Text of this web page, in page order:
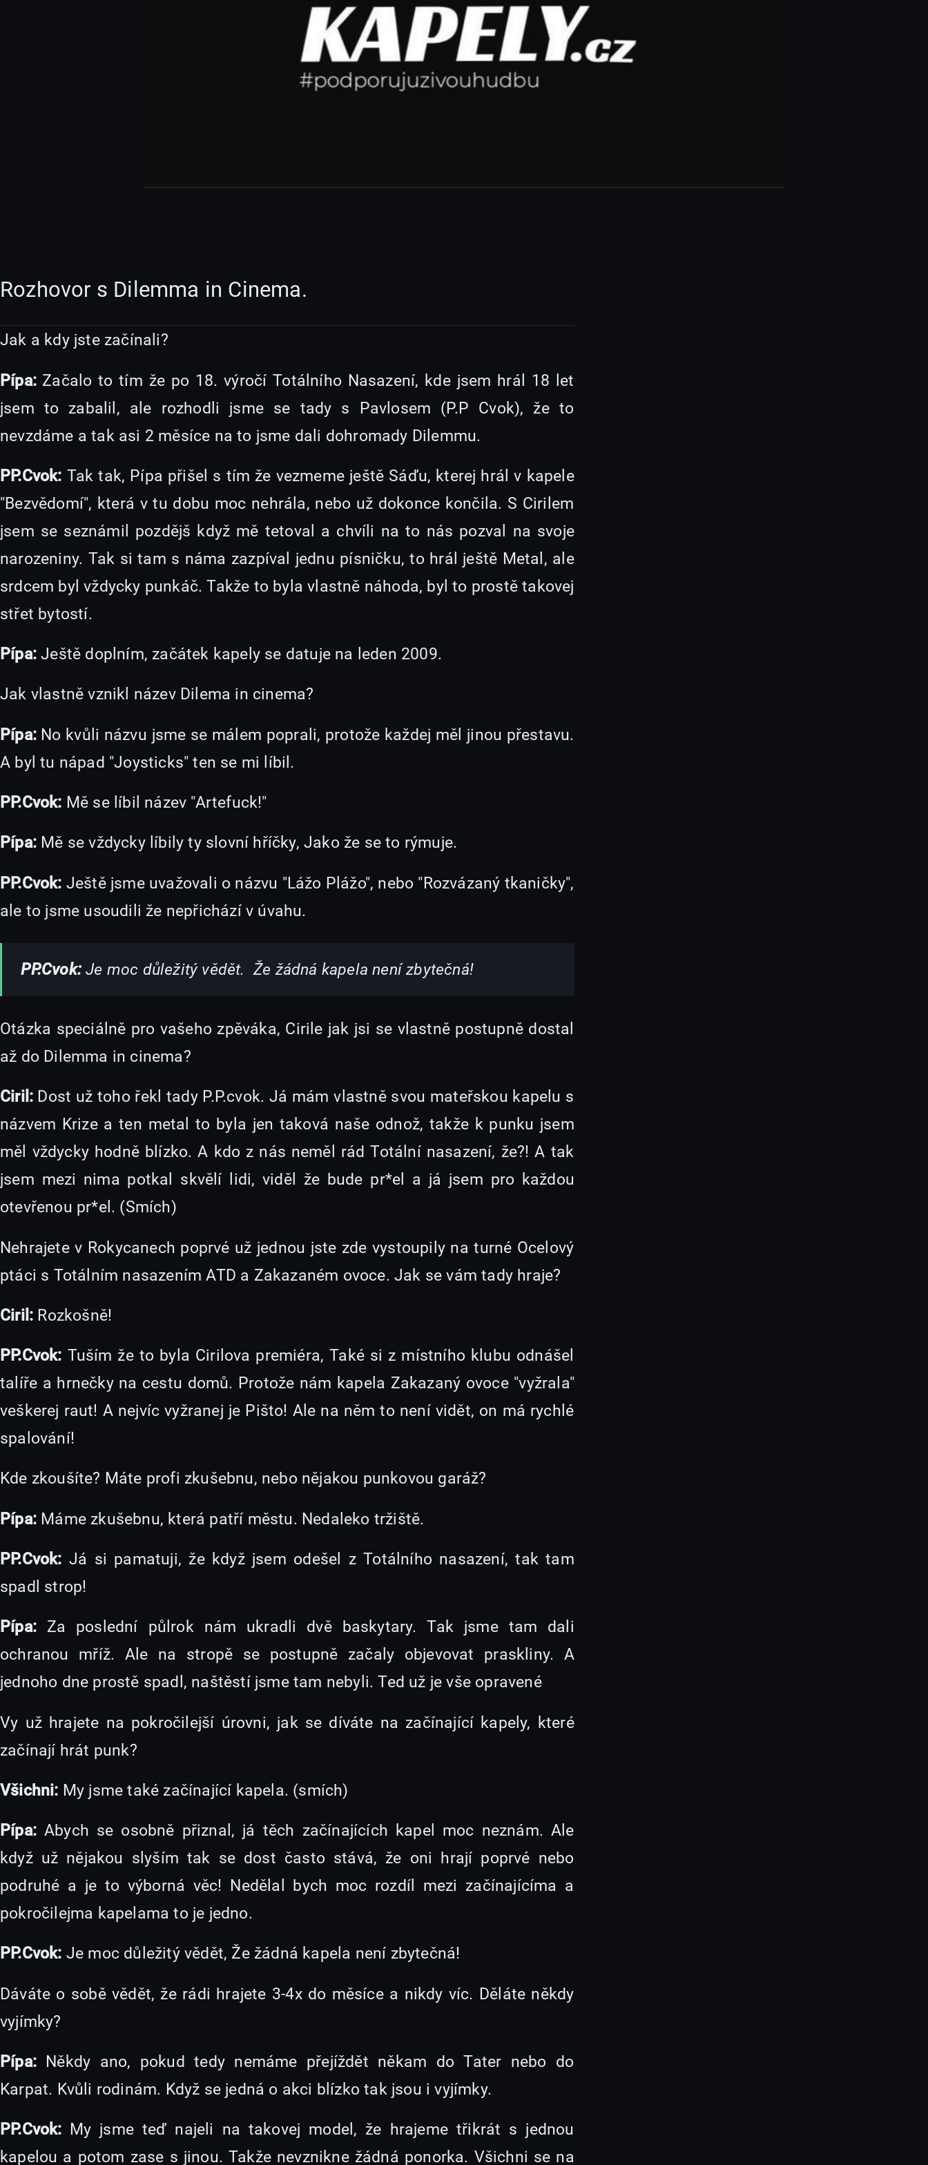
Rozhovor s Dilemma in Cinema.
Jak a kdy jste začínali?
Pípa: Začalo to tím že po 18. výročí Totálního Nasazení, kde jsem hrál 18 let
jsem to zabalil, ale rozhodli jsme se tady s Pavlosem (P.P Cvok), že to
nevzdáme a tak asi 2 měsíce na to jsme dali dohromady Dilemmu.
PP.Cvok: Tak tak, Pípa přišel s tím že vezmeme ještě Sáďu, kterej hrál v kapele
"Bezvědomí", která v tu dobu moc nehrála, nebo už dokonce končila. S Cirilem
jsem se seznámil pozdějš když mě tetoval a chvíli na to nás pozval na svoje
narozeniny. Tak si tam s náma zazpíval jednu písničku, to hrál ještě Metal, ale
srdcem byl vždycky punkáč. Takže to byla vlastně náhoda, byl to prostě takovej
střet bytostí.
Pípa: Ještě doplním, začátek kapely se datuje na leden 2009.
Jak vlastně vznikl název Dilema in cinema?
Pípa: No kvůli názvu jsme se málem poprali, protože každej měl jinou přestavu.
A byl tu nápad "Joysticks" ten se mi líbil.
PP.Cvok: Mě se líbil název "Artefuck!"
Pípa: Mě se vždycky líbily ty slovní hříčky, Jako že se to rýmuje.
PP.Cvok: Ještě jsme uvažovali o názvu "Lážo Plážo", nebo "Rozvázaný tkaničky",
ale to jsme usoudili že nepřichází v úvahu.
PP.Cvok: Je moc důležitý vědět. Že žádná kapela není zbytečná!
Otázka speciálně pro vašeho zpěváka, Cirile jak jsi se vlastně postupně dostal
až do Dilemma in cinema?
Ciril: Dost už toho řekl tady P.P.cvok. Já mám vlastně svou mateřskou kapelu s
názvem Krize a ten metal to byla jen taková naše odnož, takže k punku jsem
měl vždycky hodně blízko. A kdo z nás neměl rád Totální nasazení, že?! A tak
jsem mezi nima potkal skvělí lidi, viděl že bude pr*el a já jsem pro každou
otevřenou pr*el. (Smích)
Nehrajete v Rokycanech poprvé už jednou jste zde vystoupily na turné Ocelový
ptáci s Totálním nasazením ATD a Zakazaném ovoce. Jak se vám tady hraje?
Ciril: Rozkošně!
PP.Cvok: Tuším že to byla Cirilova premiéra, Také si z místního klubu odnášel
talíře a hrnečky na cestu domů. Protože nám kapela Zakazaný ovoce "vyžrala"
veškerej raut! A nejvíc vyžranej je Pišto! Ale na něm to není vidět, on má rychlé
spalování!
Kde zkoušíte? Máte profi zkušebnu, nebo nějakou punkovou garáž?
Pípa: Máme zkušebnu, která patří městu. Nedaleko tržiště.
PP.Cvok: Já si pamatuji, že když jsem odešel z Totálního nasazení, tak tam
spadl strop!
Pípa: Za poslední půlrok nám ukradli dvě baskytary. Tak jsme tam dali
ochranou mříž. Ale na stropě se postupně začaly objevovat praskliny. A
jednoho dne prostě spadl, naštěstí jsme tam nebyli. Ted už je vše opravené
Vy už hrajete na pokročilejší úrovni, jak se díváte na začínající kapely, které
začínají hrát punk?
Všichni: My jsme také začínající kapela. (smích)
Pípa: Abych se osobně přiznal, já těch začínajících kapel moc neznám. Ale
když už nějakou slyším tak se dost často stává, že oni hrají poprvé nebo
podruhé a je to výborná věc! Nedělal bych moc rozdíl mezi začínajícíma a
pokročilejma kapelama to je jedno.
PP.Cvok: Je moc důležitý vědět, Že žádná kapela není zbytečná!
Dáváte o sobě vědět, že rádi hrajete 3-4x do měsíce a nikdy víc. Děláte někdy
vyjímky?
Pípa: Někdy ano, pokud tedy nemáme přejíždět někam do Tater nebo do
Karpat. Kvůli rodinám. Když se jedná o akci blízko tak jsou i vyjímky.
PP.Cvok: My jsme teď najeli na takovej model, že hrajeme třikrát s jednou
kapelou a potom zase s jinou. Takže nevznikne žádná ponorka. Všichni se na